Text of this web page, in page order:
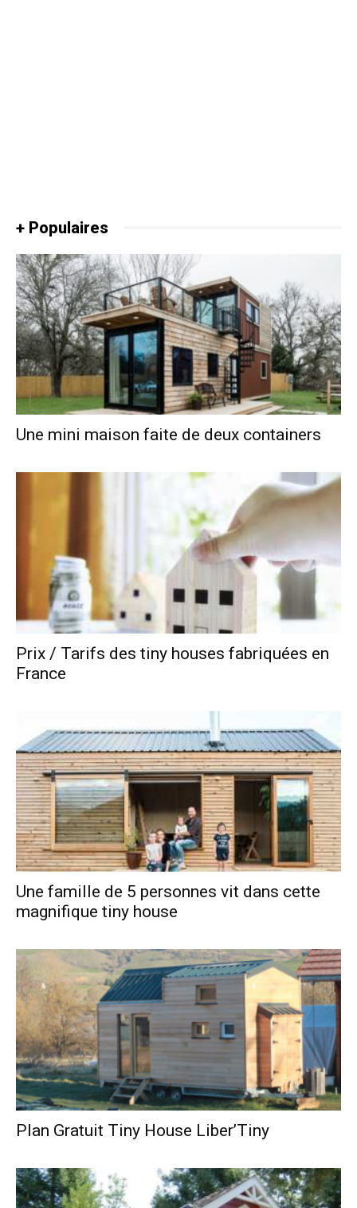
+ Populaires
Une mini maison faite de deux containers
Prix / Tarifs des tiny houses fabriquées en
France
Une famille de 5 personnes vit dans cette
magnifique tiny house
Plan Gratuit Tiny House Liber’Tiny